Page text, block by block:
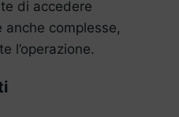
di accedere
complesse,
l’operazione.